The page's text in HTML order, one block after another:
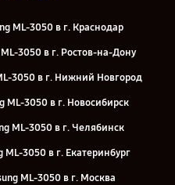
ML-3050 в г. Краснодар
3050 в г. Ростов-на-Дону
3050 в г. Нижний Новгород
ML-3050 в г. Новосибирск
ML-3050 в г. Челябинск
3050 в г. Екатеринбург
ML-3050 в г. Москва